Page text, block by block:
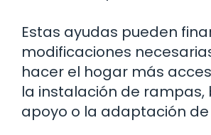
Estas ayudas pueden
modificaciones
hacer el hogar más
la instalación de rampas,
apoyo o la adaptación